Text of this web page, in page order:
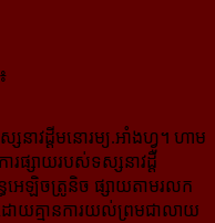
នាវដ្ដី​មនោរម្យ.អាំងហ្វូ។ ហាម​
ផ្សាយ​របស់​ទស្សនាវដ្ដី​​
អេឡិច​ត្រូនិច ផ្សាយ​តាម​រលក​
យ​គ្មាន​ការ​យល់ព្រមជា​លាយ​